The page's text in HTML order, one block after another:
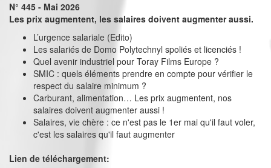
N° 445 - Mai 2026
Les prix augmentent, les salaires doivent augmenter aussi.
L’urgence salariale (Edito)
Les salariés de Domo Polytechnyl spoliés et licenciés !
Quel avenir industriel pour Toray Films Europe ?
SMIC : quels éléments prendre en compte pour vérifier le
respect du salaire minimum ?
Carburant, alimentation… Les prix augmentent, nos
salaires doivent augmenter aussi !
Salaires, vie chère : ce n'est pas le 1er mai qu'il faut voler,
c'est les salaires qu'il faut augmenter
Lien de téléchargement: